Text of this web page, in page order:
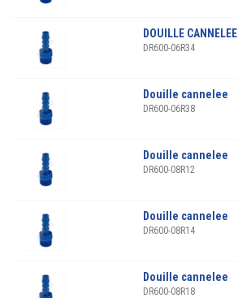
DOUILLE CANNELEE
DR600-06R34
Douille cannelee
DR600-06R38
Douille cannelee
DR600-08R12
Douille cannelee
DR600-08R14
Douille cannelee
DR600-08R18